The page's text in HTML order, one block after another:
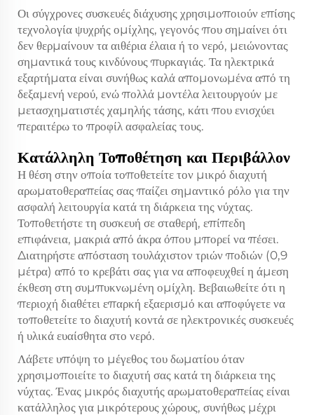
Οι σύγχρονες συσκευές διάχυσης χρησιμοποιούν επίσης
τεχνολογία ψυχρής ομίχλης, γεγονός που σημαίνει ότι
δεν θερμαίνουν τα αιθέρια έλαια ή το νερό, μειώνοντας
σημαντικά τους κινδύνους πυρκαγιάς. Τα ηλεκτρικά
εξαρτήματα είναι συνήθως καλά απομονωμένα από τη
δεξαμενή νερού, ενώ πολλά μοντέλα λειτουργούν με
μετασχηματιστές χαμηλής τάσης, κάτι που ενισχύει
περαιτέρω το προφίλ ασφαλείας τους.
Κατάλληλη Τοποθέτηση και Περιβάλλον
Η θέση στην οποία τοποθετείτε τον μικρό διαχυτή
αρωματοθεραπείας σας παίζει σημαντικό ρόλο για την
ασφαλή λειτουργία κατά τη διάρκεια της νύχτας.
Τοποθετήστε τη συσκευή σε σταθερή, επίπεδη
επιφάνεια, μακριά από άκρα όπου μπορεί να πέσει.
Διατηρήστε απόσταση τουλάχιστον τριών ποδιών (0,9
μέτρα) από το κρεβάτι σας για να αποφευχθεί η άμεση
έκθεση στη συμπυκνωμένη ομίχλη. Βεβαιωθείτε ότι η
περιοχή διαθέτει επαρκή εξαερισμό και αποφύγετε να
τοποθετείτε το διαχυτή κοντά σε ηλεκτρονικές συσκευές
ή υλικά ευαίσθητα στο νερό.
Λάβετε υπόψη το μέγεθος του δωματίου όταν
χρησιμοποιείτε το διαχυτή σας κατά τη διάρκεια της
νύχτας. Ένας μικρός διαχυτής αρωματοθεραπείας είναι
κατάλληλος για μικρότερους χώρους, συνήθως μέχρι